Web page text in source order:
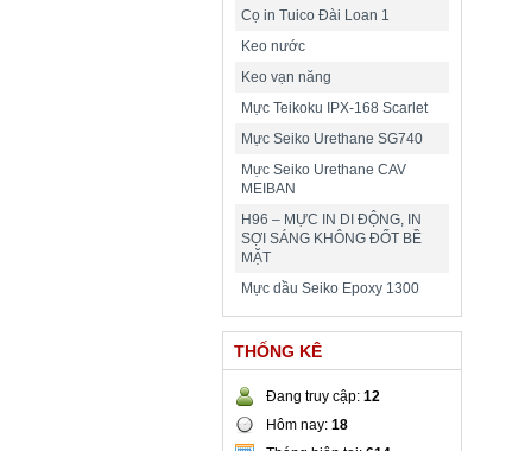
Cọ in Tuico Đài Loan 1
Keo nước
Keo vạn năng
Mực Teikoku IPX-168 Scarlet
Mực Seiko Urethane SG740
Mực Seiko Urethane CAV
MEIBAN
H96 – MỰC IN DI ĐỘNG, IN
SỢI SÁNG KHÔNG ĐỐT BỀ
MẶT
Mực dầu Seiko Epoxy 1300
THỐNG KÊ
Đang truy cập: 12
Hôm nay: 18